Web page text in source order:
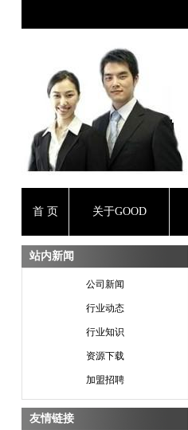
首 页 关于GOOD
站内新闻
公司新闻
行业动态
行业知识
资源下载
加盟招聘
友情链接